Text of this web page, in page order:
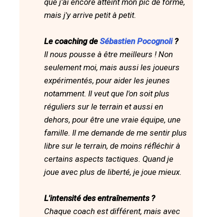
mais j'y arrive petit à petit.
Le coaching de Sébastien Pocognoli?
Il nous pousse à être meilleurs ! Non
seulement moi, mais aussi les joueurs
expérimentés, pour aider les jeunes
notamment. Il veut que l'on soit plus
réguliers sur le terrain et aussi en
dehors, pour être une vraie équipe, une
famille. Il me demande de me sentir plus
libre sur le terrain, de moins réfléchir à
certains aspects tactiques. Quand je
joue avec plus de liberté, je joue mieux.
L'intensité des entraînements ?
Chaque coach est différent, mais avec